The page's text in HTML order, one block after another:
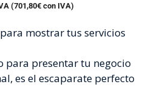
(701,80€ con IVA)
mostrar tus servicios
para presentar tu negocio
es el escaparate perfecto